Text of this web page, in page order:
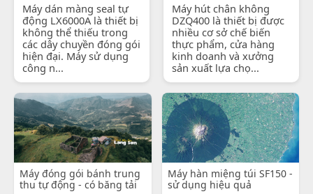
Máy dán màng seal tự
động LX6000A là thiết bị
không thể thiếu trong
các dây chuyền đóng gói
hiện đại. Máy sử dụng
công n...
Máy hút chân không
DZQ400 là thiết bị được
nhiều cơ sở chế biến
thực phẩm, cửa hàng
kinh doanh và xưởng
sản xuất lựa chọ...
Máy đóng gói bánh trung
thu tự động - có băng tải
Máy hàn miệng túi SF150 -
sử dụng hiệu quả